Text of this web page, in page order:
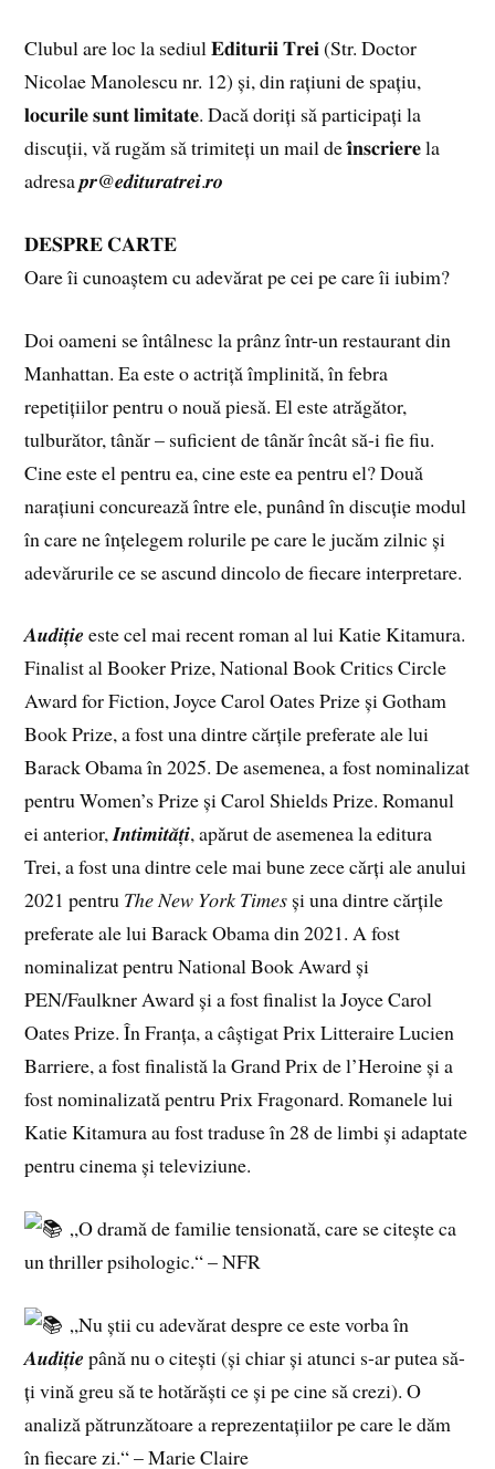
Clubul are loc la sediul 𝐄𝐝𝐢𝐭𝐮𝐫𝐢𝐢 𝐓𝐫𝐞𝐢 (Str. Doctor
Nicolae Manolescu nr. 12) și, din rațiuni de spațiu,
𝐥𝐨𝐜𝐮𝐫𝐢𝐥𝐞 𝐬𝐮𝐧𝐭 𝐥𝐢𝐦𝐢𝐭𝐚𝐭𝐞. Dacă doriți să participați la
discuții, vă rugăm să trimiteți un mail de 𝐢̂𝐧𝐬𝐜𝐫𝐢𝐞𝐫𝐞 la
adresa 𝒑𝒓@𝒆𝒅𝒊𝒕𝒖𝒓𝒂𝒕𝒓𝒆𝒊.𝒓𝒐
𝐃𝐄𝐒𝐏𝐑𝐄 𝐂𝐀𝐑𝐓𝐄
Oare îi cunoaștem cu adevărat pe cei pe care îi iubim?
Doi oameni se întâlnesc la prânz într-un restaurant din
Manhattan. Ea este o actriță împlinită, în febra
repetițiilor pentru o nouă piesă. El este atrăgător,
tulburător, tânăr – suficient de tânăr încât să-i fie fiu.
Cine este el pentru ea, cine este ea pentru el? Două
narațiuni concurează între ele, punând în discuție modul
în care ne înțelegem rolurile pe care le jucăm zilnic și
adevărurile ce se ascund dincolo de fiecare interpretare.
𝑨𝒖𝒅𝒊𝒕̦𝒊𝒆 este cel mai recent roman al lui Katie Kitamura.
Finalist al Booker Prize, National Book Critics Circle
Award for Fiction, Joyce Carol Oates Prize și Gotham
Book Prize, a fost una dintre cărțile preferate ale lui
Barack Obama în 2025. De asemenea, a fost nominalizat
pentru Women’s Prize și Carol Shields Prize. Romanul
ei anterior, 𝑰𝒏𝒕𝒊𝒎𝒊𝒕𝒂̆𝒕̦𝒊, apărut de asemenea la editura
Trei, a fost una dintre cele mai bune zece cărți ale anului
2021 pentru 𝑇ℎ𝑒 𝑁𝑒𝑤 𝑌𝑜𝑟𝑘 𝑇𝑖𝑚𝑒𝑠 și una dintre cărțile
preferate ale lui Barack Obama din 2021. A fost
nominalizat pentru National Book Award și
PEN/Faulkner Award și a fost finalist la Joyce Carol
Oates Prize. În Franța, a câștigat Prix Litteraire Lucien
Barriere, a fost finalistă la Grand Prix de l’Heroine și a
fost nominalizată pentru Prix Fragonard. Romanele lui
Katie Kitamura au fost traduse în 28 de limbi și adaptate
pentru cinema și televiziune.
„O dramă de familie tensionată, care se citește ca
un thriller psihologic.“ – NFR
„Nu știi cu adevărat despre ce este vorba în
𝑨𝒖𝒅𝒊𝒕̦𝒊𝒆 până nu o citești (și chiar și atunci s-ar putea să-
ți vină greu să te hotărăști ce și pe cine să crezi). O
analiză pătrunzătoare a reprezentațiilor pe care le dăm
în fiecare zi.“ – Marie Claire